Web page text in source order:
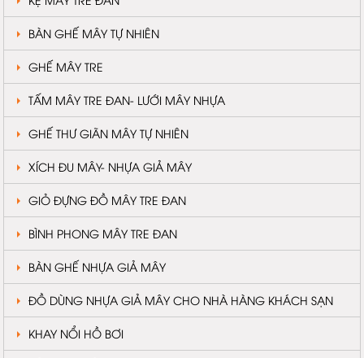
BÀN GHẾ MÂY TỰ NHIÊN
GHẾ MÂY TRE
TẤM MÂY TRE ĐAN- LƯỚI MÂY NHỰA
GHẾ THƯ GIÃN MÂY TỰ NHIÊN
XÍCH ĐU MÂY- NHỰA GIẢ MÂY
GIỎ ĐỰNG ĐỒ MÂY TRE ĐAN
BÌNH PHONG MÂY TRE ĐAN
BÀN GHẾ NHỰA GIẢ MÂY
ĐỒ DÙNG NHỰA GIẢ MÂY CHO NHÀ HÀNG KHÁCH SẠN
KHAY NỔI HỒ BƠI